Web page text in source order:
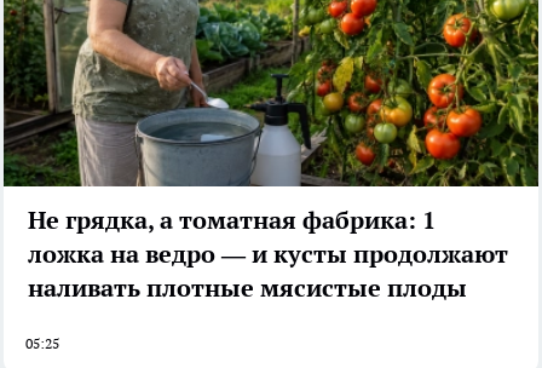
Не грядка, а томатная фабрика: 1
ложка на ведро — и кусты продолжают
наливать плотные мясистые плоды
05:25